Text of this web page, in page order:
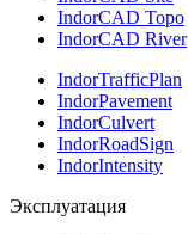
IndorCAD Topo
IndorCAD River
IndorTrafficPlan
IndorPavement
IndorCulvert
IndorRoadSign
IndorIntensity
Эксплуатация